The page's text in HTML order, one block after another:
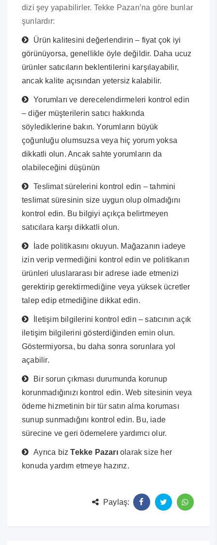
dizi şey yapabilirler. Tekke Pazarı’na göre bunlar
şunlardır:
Ürün kalitesini değerlendirin – fiyat çok iyi
görünüyorsa, genellikle öyle değildir. Daha ucuz
ürünler satıcıların beklentilerini karşılayabilir,
ancak kalite açısından yetersiz kalabilir.
Yorumları ve derecelendirmeleri kontrol edin
– diğer müşterilerin satıcı hakkında
söylediklerine bakın. Yorumların büyük
çoğunluğu olumsuzsa veya hiç yorum yoksa
dikkatli olun. Ancak sahte yorumların da
olabileceğini düşünün
Teslimat sürelerini kontrol edin – tahmini
teslimat süresinin size uygun olup olmadığını
kontrol edin. Bu bilgiyi açıkça belirtmeyen
satıcılara karşı dikkatli olun.
İade politikasını okuyun. Mağazanın iadeye
izin verip vermediğini kontrol edin ve politikanın
ürünleri uluslararası bir adrese iade etmenizi
gerektirip gerektirmediğine veya yüksek ücretler
talep edip etmediğine dikkat edin.
İletişim bilgilerini kontrol edin – satıcının açık
iletişim bilgilerini gösterdiğinden emin olun.
Göstermiyorsa, bu daha sonra sorunlara yol
açabilir.
Bir sorun çıkması durumunda korunup
korunmadığınızı kontrol edin. Web sitesinin veya
ödeme hizmetinin bir tür satın alma koruması
sunup sunmadığını kontrol edin. Bu, iade
sürecine ve geri ödemelere yardımcı olur.
Ayrıca bizTekke Pazarıolarak size her
konuda yardım etmeye hazırız.
Paylaş: